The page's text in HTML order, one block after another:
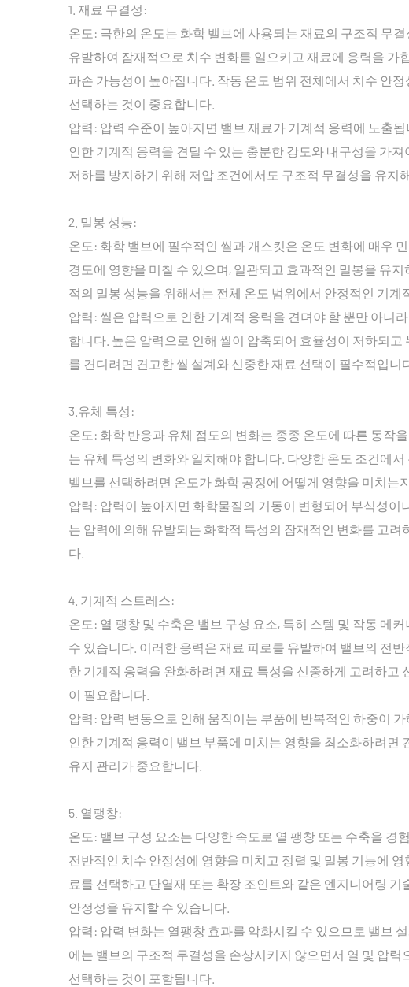
1. 재료 무결성:
온도: 극한의 온도는 화학 밸브에 사용되는 재료의 구조적 무
유발하여 잠재적으로 치수 변화를 일으키고 재료에 응력을 가
파손 가능성이 높아집니다. 작동 온도 범위 전체에서 치수 안
선택하는 것이 중요합니다.
압력: 압력 수준이 높아지면 밸브 재료가 기계적 응력에 노출
인한 기계적 응력을 견딜 수 있는 충분한 강도와 내구성을 가
저하를 방지하기 위해 저압 조건에서도 구조적 무결성을 유지
2. 밀봉 성능:
온도: 화학 밸브에 필수적인 씰과 개스킷은 온도 변화에 매우
경도에 영향을 미칠 수 있으며, 일관되고 효과적인 밀봉을 유
적의 밀봉 성능을 위해서는 전체 온도 범위에서 안정적인 기계
압력: 씰은 압력으로 인한 기계적 응력을 견뎌야 할 뿐만 아니
합니다. 높은 압력으로 인해 씰이 압축되어 효율성이 저하되
를 견디려면 견고한 씰 설계와 신중한 재료 선택이 필수적입니
3.유체 특성:
온도: 화학 반응과 유체 점도의 변화는 종종 온도에 따른 동작
는 유체 특성의 변화와 일치해야 합니다. 다양한 온도 조건에
밸브를 선택하려면 온도가 화학 공정에 어떻게 영향을 미치는
압력: 압력이 높아지면 화학물질의 거동이 변형되어 부식성이
는 압력에 의해 유발되는 화학적 특성의 잠재적인 변화를 고
다.
4. 기계적 스트레스:
온도: 열 팽창 및 수축은 밸브 구성 요소, 특히 스템 및 작동 메
수 있습니다. 이러한 응력은 재료 피로를 유발하여 밸브의 전
한 기계적 응력을 완화하려면 재료 특성을 신중하게 고려하고
이 필요합니다.
압력: 압력 변동으로 인해 움직이는 부품에 반복적인 하중이
인한 기계적 응력이 밸브 부품에 미치는 영향을 최소화하려면
유지 관리가 중요합니다.
5. 열팽창:
온도: 밸브 구성 요소는 다양한 속도로 열 팽창 또는 수축을 경
전반적인 치수 안정성에 영향을 미치고 정렬 및 밀봉 기능에
료를 선택하고 단열재 또는 확장 조인트와 같은 엔지니어링
안정성을 유지할 수 있습니다.
압력: 압력 변화는 열팽창 효과를 악화시킬 수 있으므로 밸브
에는 밸브의 구조적 무결성을 손상시키지 않으면서 열 및 압
선택하는 것이 포함됩니다.